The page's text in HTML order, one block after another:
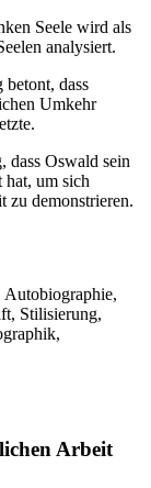
Seele wird als
analysiert.
betont, dass
Umkehr
dass Oswald sein
hat, um sich
zu demonstrieren.
Stilisierung,
Arbeit